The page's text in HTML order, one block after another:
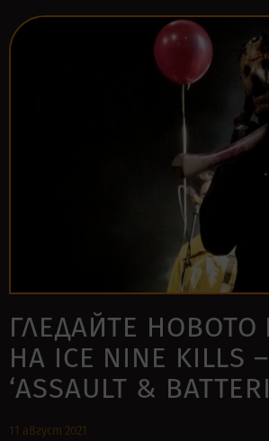
ГЛЕДАЙТЕ НОВОТО
НА ICE NINE KILLS –
‘ASSAULT &
11 август 2021